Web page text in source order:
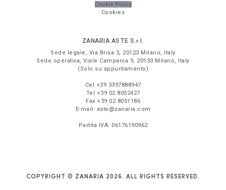
Cookie Policy
Cookies
ZANARIA ASTE S.r.l.
Sede legale, Via Brisa 3 20123 Milano
Italy
Sede operativa,Viale Campania 9 20133 Milano
Italy
(Solo su appuntamento)
Cel +39 3397888947
Tel +39 02.8052427
Fax +39 02.8051186
E-mail: aste@zanaria.com
Partita IVA: 06176190962
COPYRIGHT © ZANARIA 2026. ALL RIGHTS RESERVED.